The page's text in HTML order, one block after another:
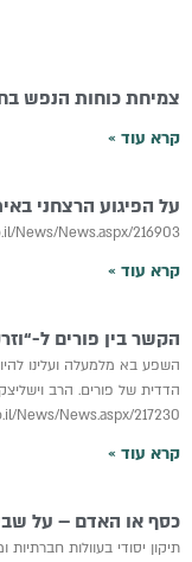
צמיחת כוחות הנפש
קרא עוד »
על הפיגוע הרצחני
News/News.aspx/216903
קרא עוד »
הקשר בין פורים ל-
השפע בא מלמעלה ועלינו
הדדית של פורים. הרב
News/News.aspx/217230
קרא עוד »
כסף או האדם – על
תיקון יסודי בעוולות
עמודעמוד